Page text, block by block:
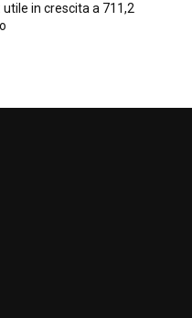
utile in crescita a 711,2